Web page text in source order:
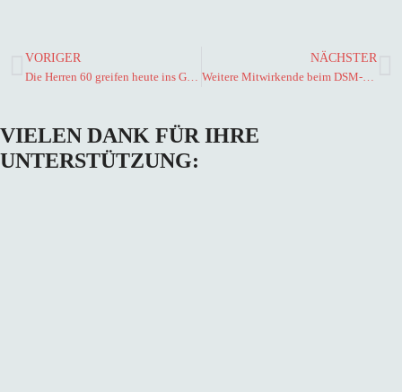
VORIGER
Die Herren 60 greifen heute ins Geschehen ein
NÄCHSTER
Weitere Mitwirkende beim DSM-Turnier
VIELEN DANK FÜR IHRE
UNTERSTÜTZUNG: